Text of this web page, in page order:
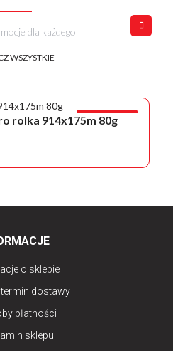
dla każdego
WSZYSTKIE
PROMOCJA!
rolka 914x175m 80g
o sklepie
termin dostawy
płatności
sklepu